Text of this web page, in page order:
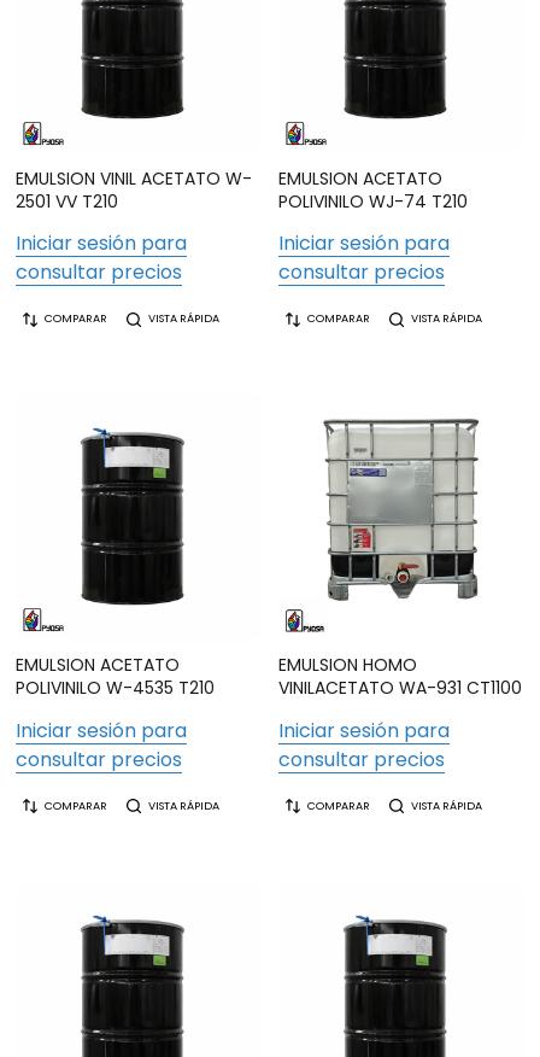
EMULSION VINIL ACETATO W-
2501 VV T210
Iniciar sesión para
consultar precios
COMPARAR VISTA RÁPIDA
EMULSION ACETATO
POLIVINILO WJ-74 T210
Iniciar sesión para
consultar precios
COMPARAR VISTA RÁPIDA
EMULSION ACETATO
POLIVINILO W-4535 T210
Iniciar sesión para
consultar precios
COMPARAR VISTA RÁPIDA
EMULSION HOMO
VINILACETATO WA-931 CT1100
Iniciar sesión para
consultar precios
COMPARAR VISTA RÁPIDA